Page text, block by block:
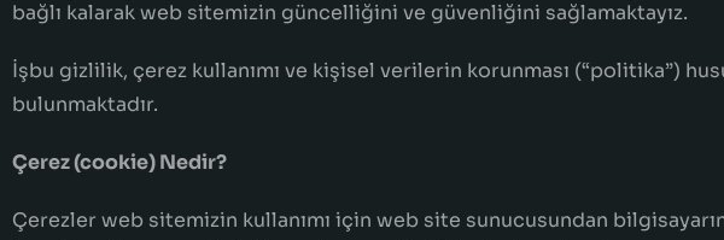
bağlı kalarak web sitemizin güncelliğini ve güvenliğini sağlamaktayız.
İşbu gizlilik, çerez kullanımı ve kişisel verilerin korunması (“politika”)
bulunmaktadır.
Çerez (cookie) Nedir?
Çerezler web sitemizin kullanımı için web site sunucusundan